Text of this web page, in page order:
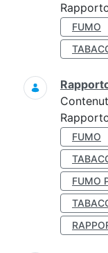
FUMO
FUMO
FUMO